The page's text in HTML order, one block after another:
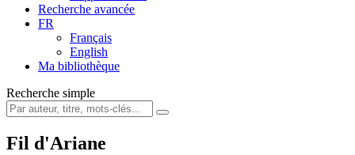
Recherche avancée
FR
Français
English
Ma bibliothèque
Recherche simple
Fil d'Ariane